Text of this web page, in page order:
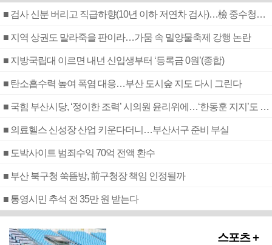
■ 검사 신분 버리고 직급하향(10년 이하 저연차 검사)…檢 중수청행 기피
■ 지역 상권도 말라죽을 판이라…가뭄 속 밀양물축제 강행 논란
■ 지방국립대 이르면 내년 신입생부터 ‘등록금 0원’(종합)
■ 탄소흡수력 높여 폭염 대응…부산 도시숲 지도 다시 그린다
■ 국힘 부산시당, ‘정이한 조력’ 시의원 윤리위에…‘한동훈 지지’도 신고접수
■ 의료헬스 신성장 산업 키운다더니…부산서구 준비 부실
■ 도박사이트 범죄수익 70억 전액 환수
■ 부산 북구청 쑥뜸방, 前구청장 책임 인정될까
■ 통영시민 추석 전 35만 원 받는다
스포츠 +